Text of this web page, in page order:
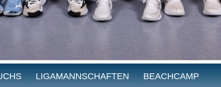
LIGAMANNSCHAFTEN BEACHCAMP